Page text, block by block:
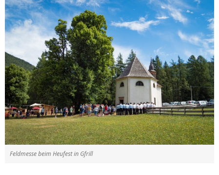
Feldmesse beim Heufest in Gfrill